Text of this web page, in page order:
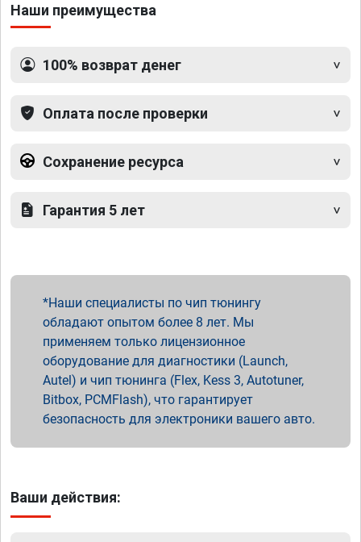
Наши преимущества
100% возврат денег
Оплата после проверки
Сохранение ресурса
Гарантия 5 лет
Наши специалисты по чип тюнингу
обладают опытом более 8 лет. Мы
применяем только лицензионное
оборудование для диагностики (Launch,
Autel) и чип тюнинга (Flex, Kess 3, Autotuner,
Bitbox, PCMFlash), что гарантирует
безопасность для электроники вашего авто.
Ваши действия: